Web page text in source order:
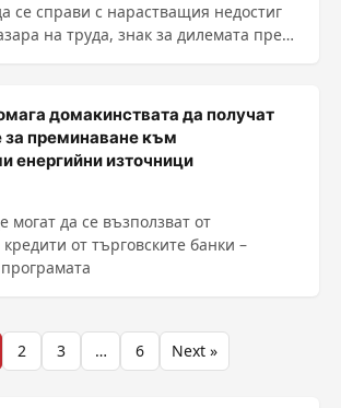
се справи с нарастващия недостиг
на труда, знак за дилемата пред
домакинствата да получат
преминаване към
енергийни източници
могат да се възползват от
от търговските банки –
2 3 … 6 Next »